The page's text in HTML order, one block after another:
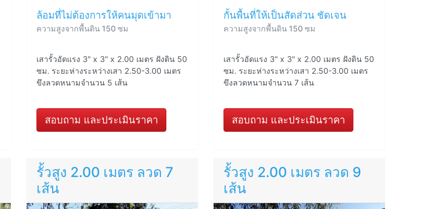
ล้อมที่ไม่ต้องการให้คนมุดเข้ามา
ความสูงจากพื้นดิน 150 ซม
เสารั้วอัดแรง 3" x 3" x 2.00 เมตร ฝังดิน 50
ซม. ระยะห่างระหว่างเสา 2.50-3.00 เมตร
ขึงลวดหนามจำนวน 5 เส้น
สอบถาม และประเมินราคา
กั้นพื้นที่ให้เป็นสัดส่วน ชัดเจน
ความสูงจากพื้นดิน 150 ซม
เสารั้วอัดแรง 3" x 3" x 2.00 เมตร ฝังดิน 50
ซม. ระยะห่างระหว่างเสา 2.50-3.00 เมตร
ขึงลวดหนามจำนวน 7 เส้น
สอบถาม และประเมินราคา
รั้วสูง 2.00 เมตร ลวด 7
เส้น
รั้วสูง 2.00 เมตร ลวด 9
เส้น